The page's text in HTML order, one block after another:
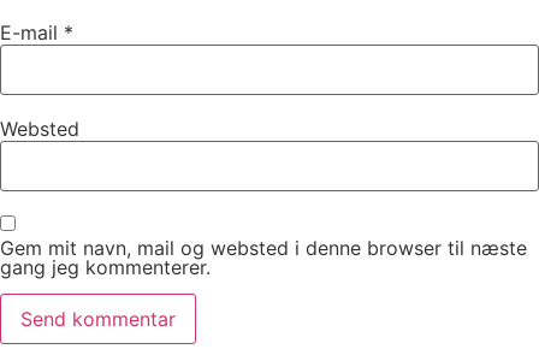
E-mail *
Websted
Gem mit navn, mail og websted i denne browser til næste
gang jeg kommenterer.